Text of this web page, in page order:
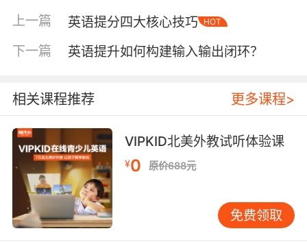
音评估系统显示，经过6个月辨音训练的学生，听
力填空得分提高35%。建议采用精听+泛听结合
模式，精听时运用五步法：盲听抓主旨→分段精
析→关键词提取→句式仿写→主题复述。泛听可
感。 美国外语教学协会（ACTFL）指出，语言输
出质量决定习得效率。VIPKID外教1对1课堂数据
显示，每周3次情景对话练习的学生，口语评分平
均提升2.3个等级。建议创建英语日记圈，通过朋
友圈英文打卡获得即时反馈。写作训练可借鉴过
程写作法，先通过VIPKID绘本阅读积累表达模
板，再进行主题仿写，最后由外教批改润色。
三、科学学习规划：构建良性循环机制 艾宾浩斯
上一篇 英语提分四大核心技巧 HOT
下一篇 英语提升如何构建输入输出闭环？
相关课程推荐 更多课程>
VIPKID北美外教试听体验课
¥0 原价688元
免费领取